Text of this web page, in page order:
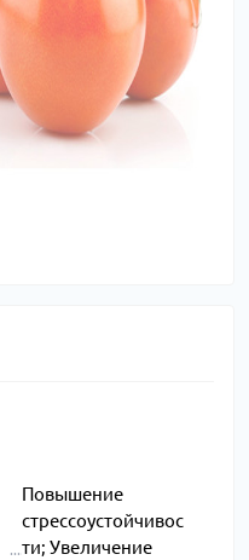
Повышение
стрессоустойчивос
ти; Увеличение